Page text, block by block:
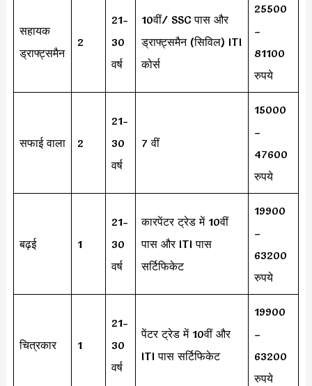
सहायक
ड्राफ्ट्समैन
2
21-
30
वर्ष
10वीं/ SSC पास और
ड्राफ्ट्समैन (सिविल) ITI
कोर्स
25500
–
81100
रुपये
सफाई वाला 2
21-
30
वर्ष
7 वीं
15000
–
47600
रुपये
बढ़ई 1
21-
30
वर्ष
कारपेंटर ट्रेड में 10वीं
पास और ITI पास
सर्टिफिकेट
19900
–
63200
रुपये
चित्रकार 1
21-
30
वर्ष
पेंटर ट्रेड में 10वीं और
ITI पास सर्टिफिकेट
19900
–
63200
रुपये